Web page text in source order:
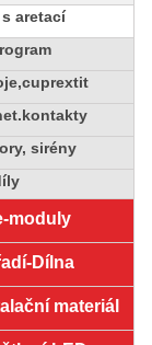
aretací
sirény
moduly
Dílna
materiál